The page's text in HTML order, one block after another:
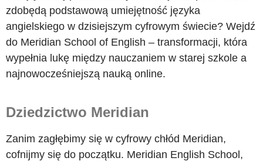
zdobędą podstawową umiejętność języka
angielskiego w dzisiejszym cyfrowym świecie? Wejdź
do Meridian School of English – transformacji, która
wypełnia lukę między nauczaniem w starej szkole a
najnowocześniejszą nauką online.
Dziedzictwo Meridian
Zanim zagłębimy się w cyfrowy chłód Meridian,
cofnijmy się do początku. Meridian English School,